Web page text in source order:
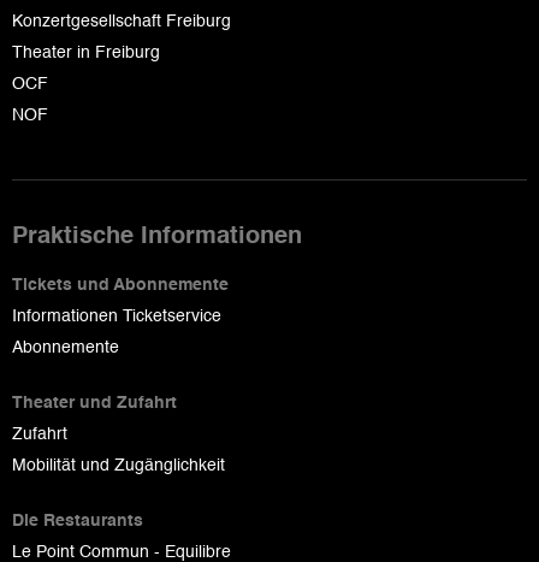
Konzertgesellschaft Freiburg
Theater in Freiburg
OCF
NOF
Praktische Informationen
Tickets und Abonnemente
Informationen Ticketservice
Abonnemente
Theater und Zufahrt
Zufahrt
Mobilität und Zugänglichkeit
Die Restaurants
Le Point Commun - Equilibre